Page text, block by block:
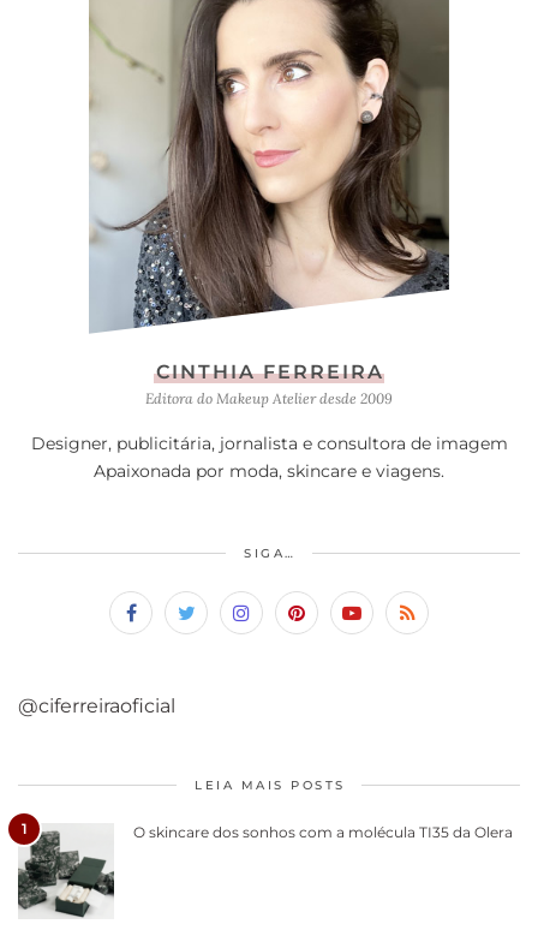
CINTHIA FERREIRA
Editora do Makeup Atelier desde 2009
Designer, publicitária, jornalista e consultora de imagem
Apaixonada por moda, skincare e viagens.
SIGA…
@ciferreiraoficial
LEIA MAIS POSTS
1 O skincare dos sonhos com a molécula TI35 da Olera